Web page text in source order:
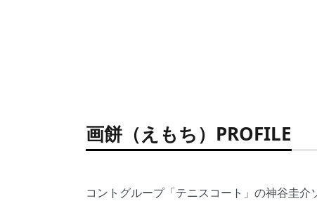
画餅（えもち）PROFILE
コントグループ「テニスコート」の神谷圭介